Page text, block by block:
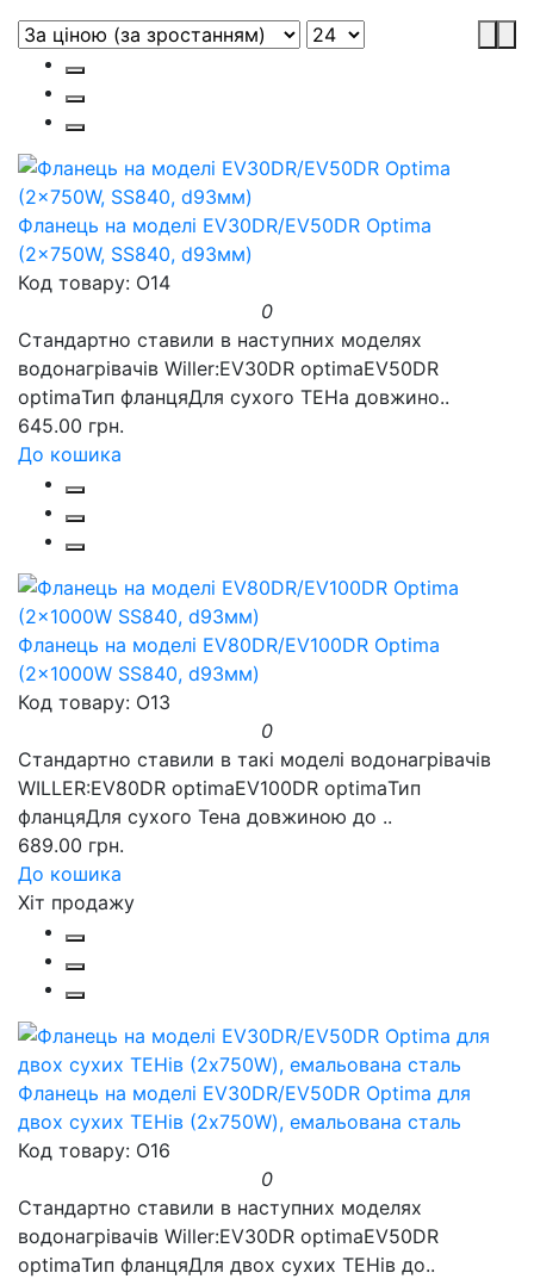
Фланець на моделі EV30DR/EV50DR Optima
(2x750W, SS840, d93мм)
Код товару: O14
0
Стандартно ставили в наступних моделях
водонагрівачів Willer:EV30DR optimaEV50DR
optimaТип фланцяДля сухого ТЕНа довжино..
645.00 грн.
До кошика
Фланець на моделі EV80DR/EV100DR Optima
(2x1000W SS840, d93мм)
Код товару: O13
0
Стандартно ставили в такі моделі водонагрівачів
WILLER:EV80DR optimaEV100DR optimaТип
фланцяДля сухого Тена довжиною до ..
689.00 грн.
До кошика
Хіт продажу
Фланець на моделі EV30DR/EV50DR Optima для
двох сухих ТЕНів (2х750W), емальована сталь
Код товару: O16
0
Стандартно ставили в наступних моделях
водонагрівачів Willer:EV30DR optimaEV50DR
optimaТип фланцяДля двох сухих ТЕНів до..